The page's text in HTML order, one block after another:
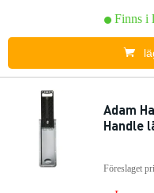
Finns i
Adam
Handle
Föreslaget